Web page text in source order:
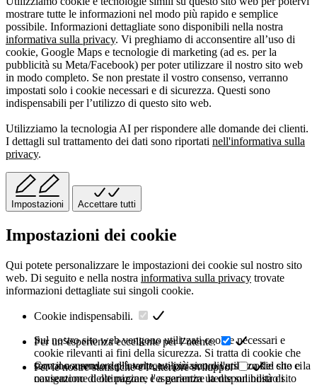
mostrare tutte le informazioni nel modo più rapido e semplice
possibile. Informazioni dettagliate sono disponibili nella nostra
informativa sulla privacy. Vi preghiamo di acconsentire all’uso di
cookie, Google Maps e tecnologie di marketing (ad es. per la
pubblicità su Meta/Facebook) per poter utilizzare il nostro sito web
in modo completo. Se non prestate il vostro consenso, verranno
impostati solo i cookie necessari e di sicurezza. Questi sono
indispensabili per l’utilizzo di questo sito web.
Utilizziamo la tecnologia AI per rispondere alle domande dei clienti.
I dettagli sul trattamento dei dati sono riportati nell'informativa sulla
privacy.
Impostazioni Accettare tutti
Impostazioni dei cookie
Qui potete personalizzare le impostazioni dei cookie sul nostro sito
web. Di seguito e nella nostra informativa sulla privacy trovate
informazioni dettagliate sui singoli cookie.
Cookie indispensabili.
Sul nostro sito web vengono utilizzati cookie necessari e
cookie rilevanti ai fini della sicurezza. Si tratta di cookie che
servono a rendere più veloce o più sicuro l'utilizzo del sito e la
navigazione delle pagine, e a garantire la disponibilità di
Per un’esperienza eccellente per l’utente.
Con il consenso dell'utente, utilizziamo diversi cookie che ci
consentono di ottimizzare l'esperienza utente sul nostro sito
Per le nostre statistiche e l’ulteriore sviluppo.